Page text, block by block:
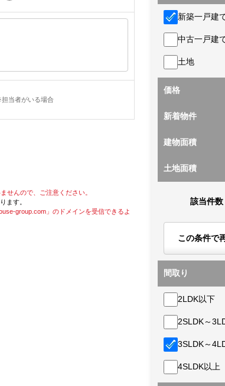
当者がいる場合
せんので、ご注意ください。
ます。
group.com」のドメインを受信できるよ
新築一戸建
中古一戸建
土地
価格
新着物件
建物面積
土地面積
該当件数
この条件で
間取り
2LDK以下
2SLDK～
3SLDK～
4SLDK以上